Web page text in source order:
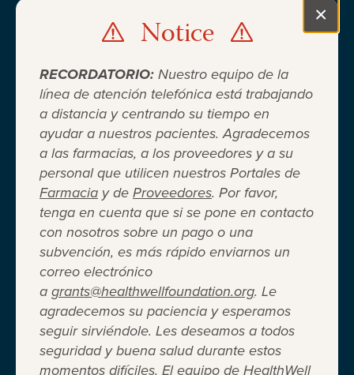
Notice
RECORDATORIO: Nuestro equipo de la
línea de atención telefónica está trabajando
a distancia y centrando su tiempo en
ayudar a nuestros pacientes. Agradecemos
a las farmacias, a los proveedores y a su
personal que utilicen nuestros Portales de
Farmacia y de Proveedores. Por favor,
tenga en cuenta que si se pone en contacto
con nosotros sobre un pago o una
subvención, es más rápido enviarnos un
correo electrónico
a grants@healthwellfoundation.org. Le
agradecemos su paciencia y esperamos
seguir sirviéndole. Les deseamos a todos
seguridad y buena salud durante estos
momentos difíciles. El equipo de HealthWell
×
Cuando el seguro médico no es
suficiente ®
Entidad 501(c)(3) independiente sin fines de lucro
que brinda asistencia financiera a adultos y niños
para cubrir el costo del coseguro de los
medicamentos recetados, copagos, deducibles,
primas de seguro médico y otros gastos médicos
directos de su bolsillo seleccionados.
Terms of Use Privacy Policy Accessibility